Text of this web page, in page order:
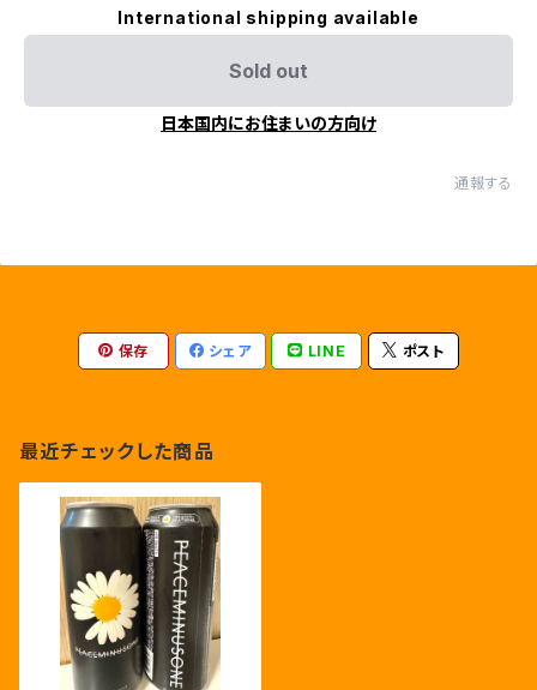
International shipping available
Sold out
日本国内にお住まいの方向け
通報する
保存 シェア LINE ポスト
最近チェックした商品